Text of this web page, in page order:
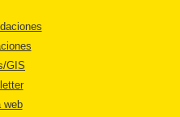
GIS
web